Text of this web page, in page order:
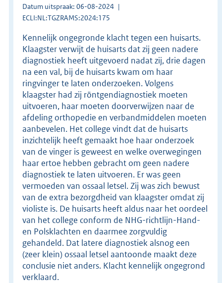
Datum uitspraak: 06-08-2024
ECLI:NL:TGZRAMS:2024:175
Kennelijk ongegronde klacht tegen een huisarts.
Klaagster verwijt de huisarts dat zij geen nadere
diagnostiek heeft uitgevoerd nadat zij, drie dagen
na een val, bij de huisarts kwam om haar
ringvinger te laten onderzoeken. Volgens
klaagster had zij röntgendiagnostiek moeten
uitvoeren, haar moeten doorverwijzen naar de
afdeling orthopedie en verbandmiddelen moeten
aanbevelen. Het college vindt dat de huisarts
inzichtelijk heeft gemaakt hoe haar onderzoek
van de vinger is geweest en welke overwegingen
haar ertoe hebben gebracht om geen nadere
diagnostiek te laten uitvoeren. Er was geen
vermoeden van ossaal letsel. Zij was zich bewust
van de extra bezorgdheid van klaagster omdat zij
violiste is. De huisarts heeft aldus naar het oordeel
van het college conform de NHG-richtlijn-Hand-
en Polsklachten en daarmee zorgvuldig
gehandeld. Dat latere diagnostiek alsnog een
(zeer klein) ossaal letsel aantoonde maakt deze
conclusie niet anders. Klacht kennelijk ongegrond
verklaard.